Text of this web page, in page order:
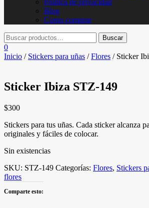
Politica de privacidad
Blog
Como comprar
0
Inicio / Stickers para uñas /Flores / Sticker
Sticker Ibiza STZ-149
$300
Stickers para tus uñas. Cada sticker alcanza
originales y fáciles de colocar.
Sin existencias
SKU: STZ-149 Categorías: Flores, Stickers
flores
Comparte esto: